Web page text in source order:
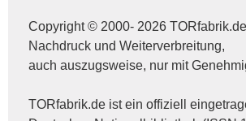
Copyright © 2000- 2026
Nachdruck und Weiterverbreitung,
auch auszugsweise, nur mit
TORfabrik.de ist ein offiziell